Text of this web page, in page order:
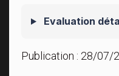
Evaluation
Publication : 28/07/